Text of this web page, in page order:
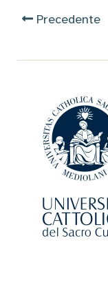
Precedente